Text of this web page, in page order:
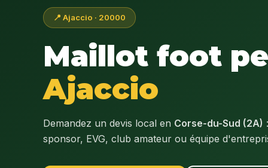
📍 Ajaccio · 20000
Maillot foot
Ajaccio
Demandez un devis local en Corse-du-Sud (2A)
sponsor, EVG, club amateur ou équipe